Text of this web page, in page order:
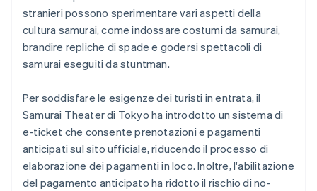
stranieri possono sperimentare vari aspetti della
cultura samurai, come indossare costumi da samurai,
brandire repliche di spade e godersi spettacoli di
samurai eseguiti da stuntman.
Per soddisfare le esigenze dei turisti in entrata, il
Samurai Theater di Tokyo ha introdotto un sistema di
e-ticket che consente prenotazioni e pagamenti
anticipati sul sito ufficiale, riducendo il processo di
elaborazione dei pagamenti in loco. Inoltre, l'abilitazione
del pagamento anticipato ha ridotto il rischio di no-